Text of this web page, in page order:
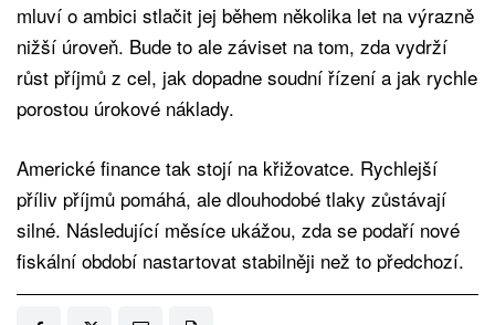
mluví o ambici stlačit jej během několika let na výrazně
nižší úroveň. Bude to ale záviset na tom, zda vydrží
růst příjmů z cel, jak dopadne soudní řízení a jak rychle
porostou úrokové náklady.
Americké finance tak stojí na křižovatce. Rychlejší
příliv příjmů pomáhá, ale dlouhodobé tlaky zůstávají
silné. Následující měsíce ukážou, zda se podaří nové
fiskální období nastartovat stabilněji než to předchozí.